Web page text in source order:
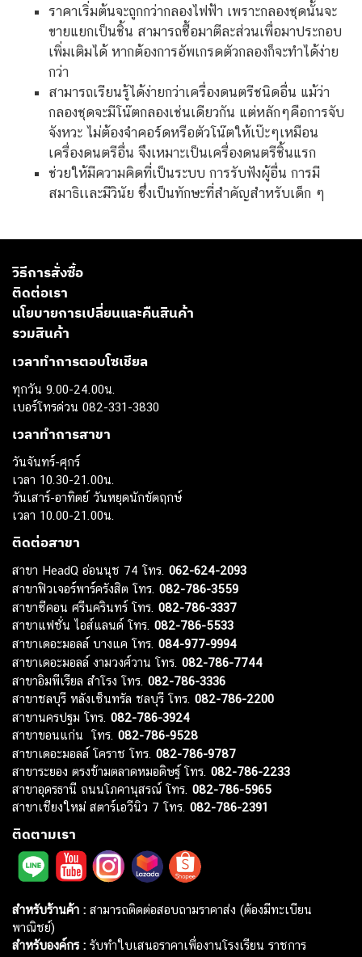
ราคาเริ่มต้นจะถูกกว่ากลองไฟฟ้า เพราะกลองชุดนั้นจะ
ขายแยกเป็นชิ้น สามารถซื้อมาตีละส่วนเพื่อมาประกอบ
เพิ่มเติมได้ หากต้องการอัพเกรดตัวกลองก็จะทำได้ง่าย
กว่า
สามารถเรียนรู้ได้ง่ายกว่าเครื่องดนตรีชนิดอื่น แม้ว่า
กลองชุดจะมีโน๊ตกลองเช่นเดียวกัน แต่หลักๆคือการจับ
จังหวะ ไม่ต้องจำคอร์ดหรือตัวโน๊ตให้เป๊ะๆเหมือน
เครื่องดนตรีอื่น จึงเหมาะเป็นเครื่องดนตรีชิ้นแรก
ช่วยให้มีความคิดที่เป็นระบบ การรับฟังผู้อื่น การมี
สมาธิเเละมีวินัย ซึ่งเป็นทักษะที่สำคัญสำหรับเด็ก ๆ
วิธีการสั่งซื้อ
ติดต่อเรา
นโยบายการเปลี่ยนและคืนสินค้า
รวมสินค้า
เวลาทำการตอบโซเชียล
ทุกวัน 9.00-24.00น.
เบอร์โทรด่วน 082-331-3830
เวลาทำการสาขา
วันจันทร์-ศุกร์
เวลา 10.30-21.00น.
วันเสาร์-อาทิตย์ วันหยุดนักขัตฤกษ์
เวลา 10.00-21.00น.
ติดต่อสาขา
สาขา HeadQ อ่อนนุช 74 โทร. 062-624-2093
สาขาฟิวเจอร์พาร์ครังสิต โทร. 082-786-3559
สาขาซีคอน ศรีนครินทร์ โทร. 082-786-3337
สาขาแฟชั่น ไอส์แลนด์ โทร. 082-786-5533
สาขาเดอะมอลล์ บางแค โทร. 084-977-9994
สาขาเดอะมอลล์ งามวงศ์วาน โทร. 082-786-7744
สาขาอิมพีเรียล สำโรง โทร. 082-786-3336
สาขาชลบุรี หลังเซ็นทรัล ชลบุรี โทร. 082-786-2200
สาขานครปฐม โทร. 082-786-3924
สาขาขอนแก่น โทร. 082-786-9528
สาขาเดอะมอลล์ โคราช โทร. 082-786-9787
สาขาระยอง ตรงข้ามตลาดหมอดิษฐ์ โทร. 082-786-2233
สาขาอุดรธานี ถนนโภคานุสรณ์ โทร. 082-786-5965
สาขาเชียงใหม่ สตาร์เอวีนิว 7 โทร. 082-786-2391
ติดตามเรา
สำหรับร้านค้า : สามารถติดต่อสอบถามราคาส่ง (ต้องมีทะเบียน
พาณิชย์)
สำหรับองค์กร : รับทำใบเสนอราคาเพื่องานโรงเรียน ราชการ